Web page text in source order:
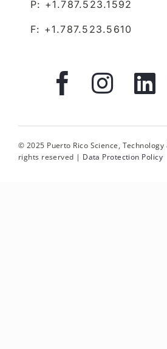
P: +1.787.523.1592
F: +1.787.523.5610
© 2025 Puerto Rico Science,
rights reserved | Data Protection Policy